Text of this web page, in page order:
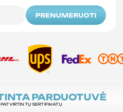
PRENUMERUOTI
PARDUOTUVĖ
SERTIFIKATŲ